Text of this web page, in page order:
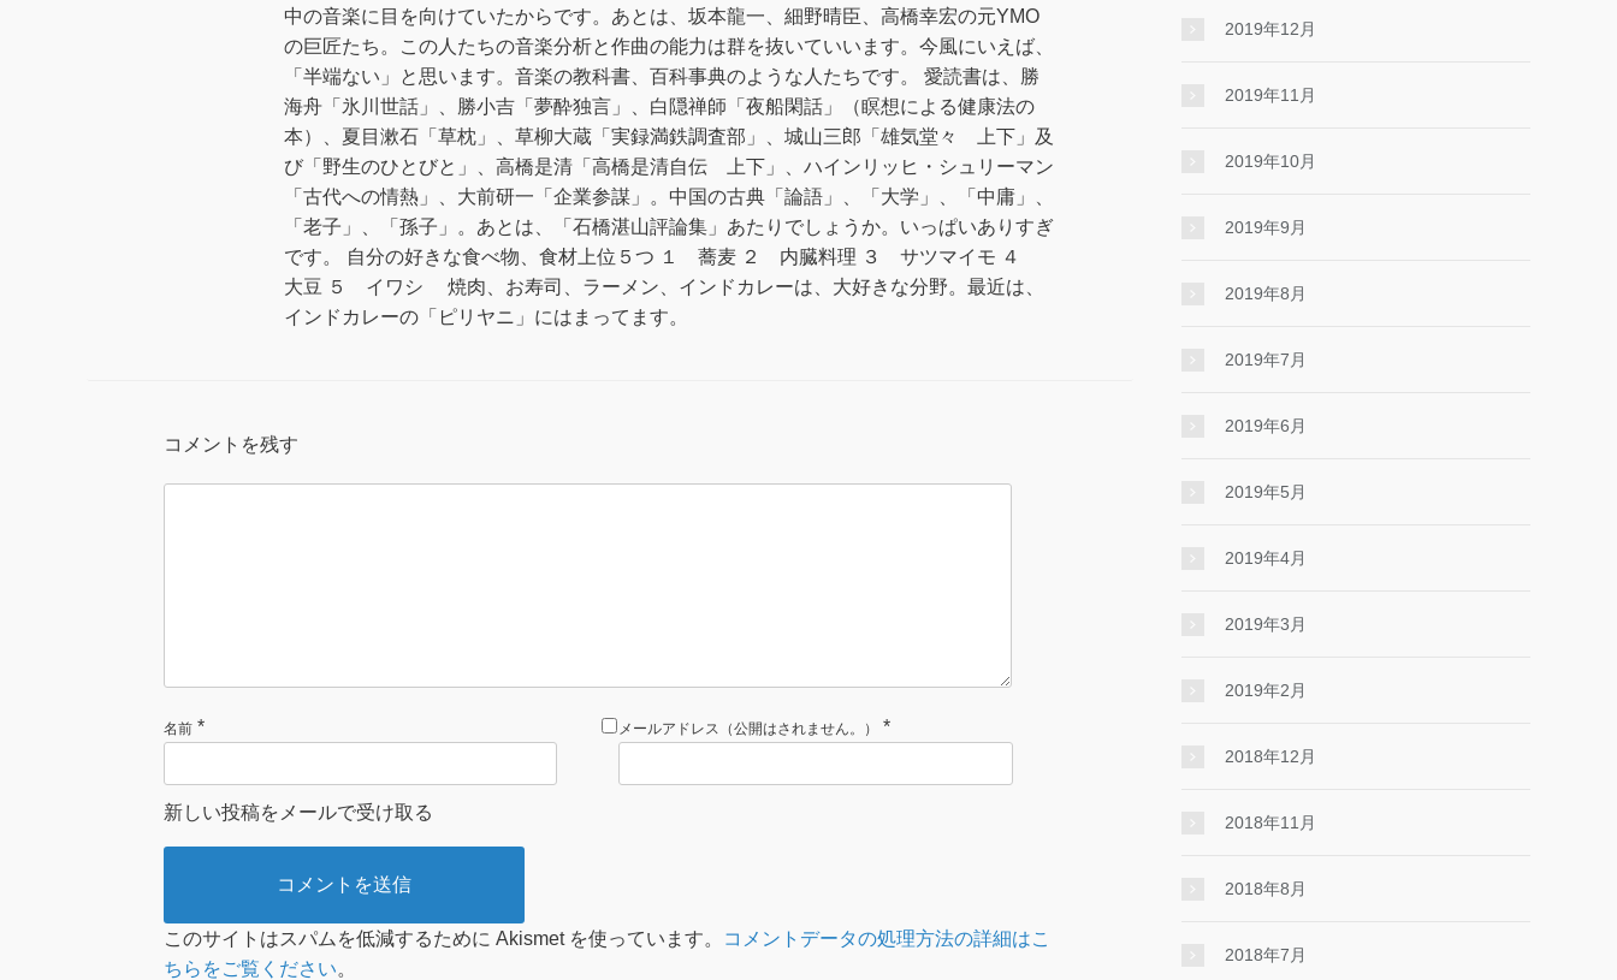
中の音楽に目を向けていたからです。あとは、坂本龍一、細野晴臣、高橋幸宏の元YMO
の巨匠たち。この人たちの音楽分析と作曲の能力は群を抜いていいます。今風にいえば、
「半端ない」と思います。音楽の教科書、百科事典のような人たちです。 愛読書は、勝
海舟「氷川世話」、勝小吉「夢酔独言」、白隠禅師「夜船閑話」（瞑想による健康法の
本）、夏目漱石「草枕」、草柳大蔵「実録満鉄調査部」、城山三郎「雄気堂々 上下」及
び「野生のひとびと」、高橋是清「高橋是清自伝 上下」、ハインリッヒ・シュリーマン
「古代への情熱」、大前研一「企業参謀」。中国の古典「論語」、「大学」、「中庸」、
「老子」、「孫子」。あとは、「石橋湛山評論集」あたりでしょうか。いっぱいありすぎ
です。 自分の好きな食べ物、食材上位５つ １ 蕎麦 ２ 内臓料理 ３ サツマイモ ４
大豆 ５ イワシ 焼肉、お寿司、ラーメン、インドカレーは、大好きな分野。最近は、
インドカレーの「ピリヤニ」にはまってます。
コメントを残す
名前 * メールアドレス（公開はされません。） *
新しい投稿をメールで受け取る
このサイトはスパムを低減するために Akismet を使っています。
コメントデータの処理方法の詳細はこ
ちらをご覧ください。
2019年12月
2019年11月
2019年10月
2019年9月
2019年8月
2019年7月
2019年6月
2019年5月
2019年4月
2019年3月
2019年2月
2018年12月
2018年11月
2018年8月
2018年7月